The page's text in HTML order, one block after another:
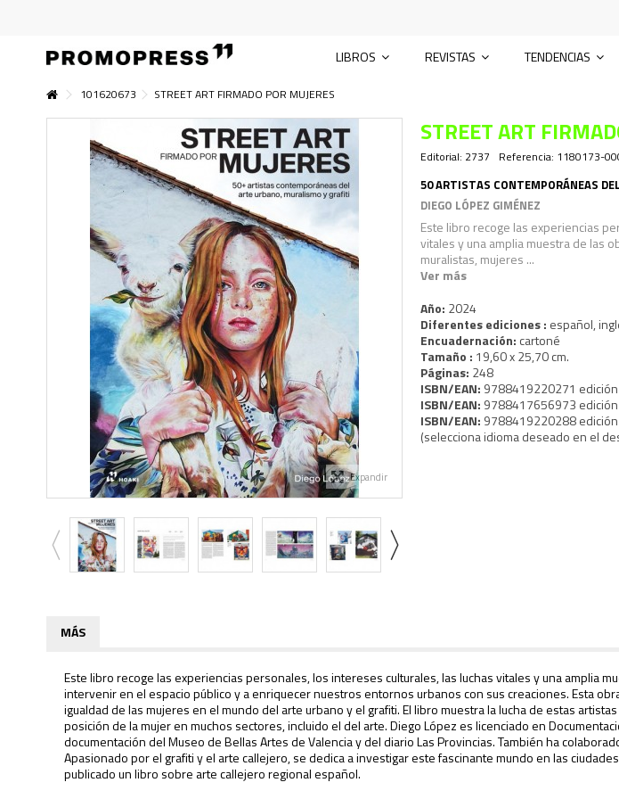
LIBROS REVISTAS TENDENCIAS
101620673 STREET ART FIRMADO POR MUJERES
Expandir
STREET ART
Editorial: 2737 Referencia: 1180173-
50 ARTISTAS CONTEMPORÁNEAS
DIEGO LÓPEZ GIMÉNEZ
Este libro recoge las experiencias
vitales y una amplia muestra de las
muralistas, mujeres ...
Ver más
Año: 2024
Diferentes ediciones : español,
Encuadernación: cartoné
Tamaño : 19,60 x 25,70 cm.
Páginas: 248
ISBN/EAN: 9788419220271
ISBN/EAN: 9788417656973
ISBN/EAN: 9788419220288
(selecciona idioma deseado en el
MÁS
Este libro recoge las experiencias personales, los intereses culturales, las luchas vitales y una amplia
intervenir en el espacio público y a enriquecer nuestros entornos urbanos con sus creaciones. Esta
igualdad de las mujeres en el mundo del arte urbano y el grafiti. El libro muestra la lucha de estas
posición de la mujer en muchos sectores, incluido el del arte. Diego López es licenciado en
documentación del Museo de Bellas Artes de Valencia y del diario Las Provincias. También ha
Apasionado por el grafiti y el arte callejero, se dedica a investigar este fascinante mundo en las
publicado un libro sobre arte callejero regional español.